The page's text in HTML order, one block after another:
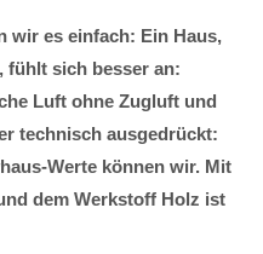
wir es einfach: Ein Haus,
fühlt sich besser an:
Luft ohne Zugluft und
technisch ausgedrückt:
Werte können wir. Mit
dem Werkstoff Holz ist